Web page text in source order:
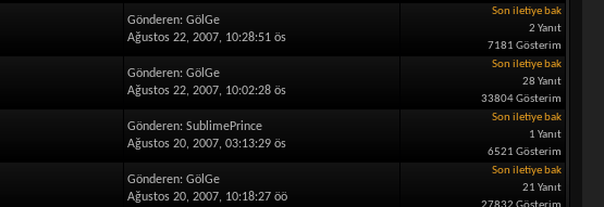
Gönderen: GölGe
Ağustos 22, 2007, 10:28:51 ös
Son iletiye bak
2 Yanıt
7181 Gösterim
Gönderen: GölGe
Ağustos 22, 2007, 10:02:28 ös
Son iletiye bak
28 Yanıt
33804 Gösterim
Gönderen: SublimePrince
Ağustos 20, 2007, 03:13:29 ös
Son iletiye bak
1 Yanıt
6521 Gösterim
Gönderen: GölGe
Ağustos 20, 2007, 10:18:27 öö
Son iletiye bak
21 Yanıt